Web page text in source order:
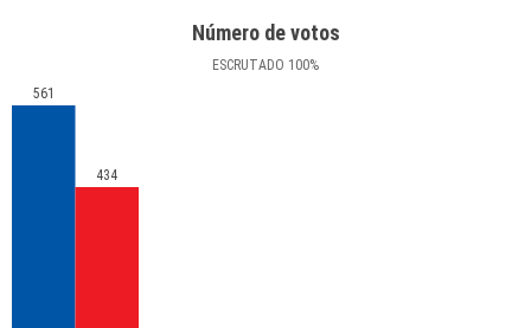
Número de votos
ESCRUTADO 100%
561
434